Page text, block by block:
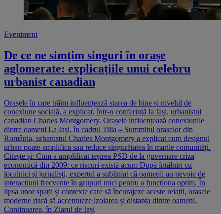
Eveniment
De ce ne simțim singuri în orașe
aglomerate: explicațiile unui celebru
urbanist canadian
Orașele în care trăim influențează starea de bine și nivelul de
conexiune socială, a explicat, într-o conferință la Iași, urbanistul
canadian Charles Montgomery. Orașele influențează conexiunile
dintre oameni La Iași, în cadrul Tilia – Summitul orașelor din
România, urbanistul Charles Montgomery a explicat cum designul
urban poate amplifica sau reduce singurătatea în marile comunități.
Citește și: Cum a amplificat ieșirea PSD de la guvernare criza
economică din 2009: ce riscuri există acum După întâlniri cu
localnici și jurnaliști, expertul a subliniat că oamenii au nevoie de
interacțiuni frecvente în grupuri mici pentru a funcționa optim. În
lipsa unor spații și contexte care să încurajeze aceste relații, orașele
moderne riscă să accentueze izolarea și distanța dintre oameni.
Continuarea, în Ziarul de Iași